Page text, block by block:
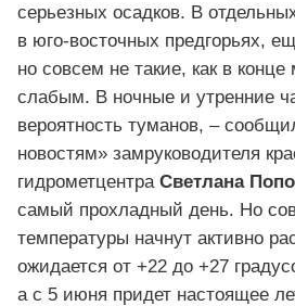
серьезных осадков. В
в юго-восточных предгорьях,
но совсем не такие, как в
слабым. В ночные и утренние
вероятность туманов, –
новостям» замруководителя
гидрометцентра Светлана
самый прохладный день. Но
температуры начнут активно
ожидается от +22 до +27
а с 5 июня придет настоящее